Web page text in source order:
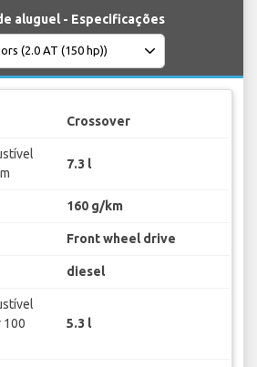
aluguel - Especificações
Crossover
7.3 l
160 g/km
Front wheel drive
diesel
100
5.3 l